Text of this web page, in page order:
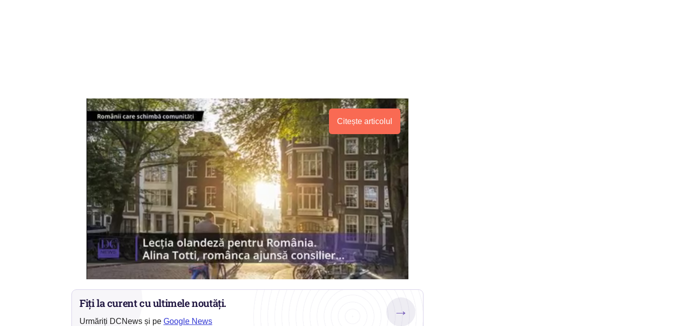
Citește articolul
Fiți la curent cu ultimele noutăți.
Urmăriți DCNews și pe Google News
→